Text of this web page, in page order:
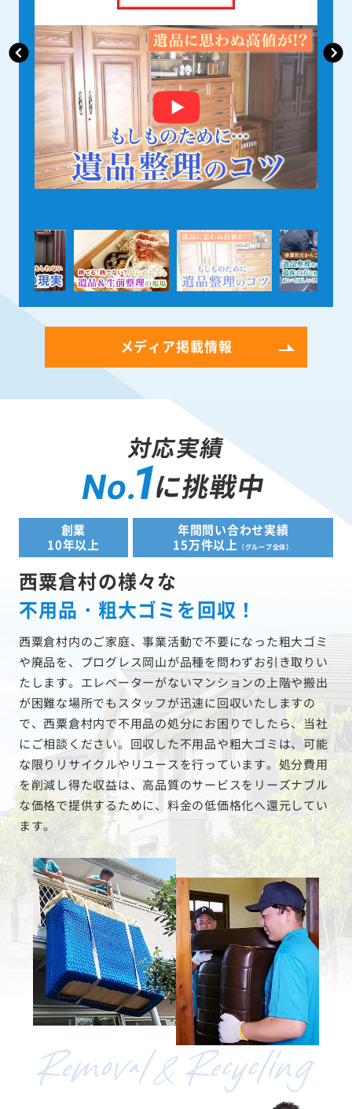
メディア掲載情報
対応実績
No.1に挑戦中
創業
10年以上
年間問い合わせ実績
15万件以上
（グループ全体）
西粟倉村の様々な
不用品・粗大ゴミを回収！
西粟倉村内のご家庭、事業活動で不要になった粗大ゴミ
や廃品を、プログレス岡山が品種を問わずお引き取りい
たします。エレベーターがないマンションの上階や搬出
が困難な場所でもスタッフが迅速に回収いたしますの
で、西粟倉村内で不用品の処分にお困りでしたら、当社
にご相談ください。回収した不用品や粗大ゴミは、可能
な限りリサイクルやリユースを行っています。処分費用
を削減し得た収益は、高品質のサービスをリーズナブル
な価格で提供するために、料金の低価格化へ還元してい
ます。